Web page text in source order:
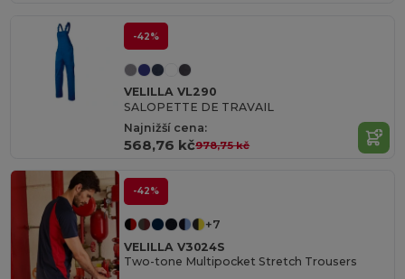
-42%
VELILLA VL290
SALOPETTE DE TRAVAIL
Najnižší cena:
568,76 kč978,75 kč
-42%
+7
VELILLA V3024S
Two-tone Multipocket Stretch Trousers